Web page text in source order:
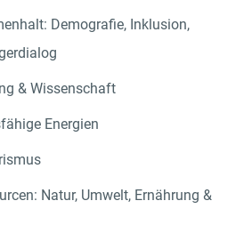
Demografie, Inklusion,
& Wissenschaft
Energien
Natur, Umwelt, Ernährung &